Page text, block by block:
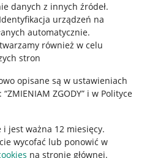
danych z innych źródeł.
Identyfikacja urządzeń na
automatycznie.
również w celu
stron
opisane są w ustawieniach
ZGODY” i w Polityce
jest ważna 12 miesięcy.
wycofać lub ponowić w
na stronie głównej.
Cyfrowych